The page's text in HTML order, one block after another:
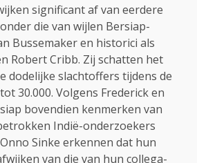
significant af van eerdere
die van wijlen Bersiap-
Bussemaker en historici als
Robert Cribb. Zij schatten het
dodelijke slachtoffers tijdens de
30.000. Volgens Frederick en
bovendien kenmerken van
Indië-onderzoekers
Sinke erkennen dat hun
van die van hun collega-